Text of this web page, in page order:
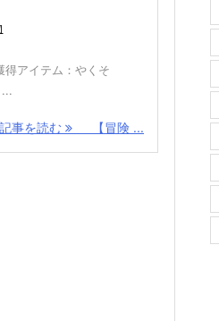
アイテム：やくそ
記事を読む 【冒険 ...